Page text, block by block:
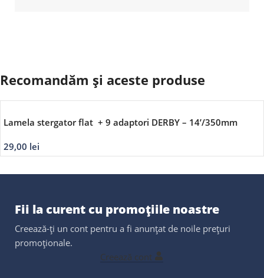
Recomandăm și aceste produse
Lamela stergator flat + 9 adaptori DERBY – 14’/350mm
29,00 lei
Fii la curent cu promoțiile noastre
Creează-ți un cont pentru a fi anunțat de noile prețuri
promoționale.
Creează cont